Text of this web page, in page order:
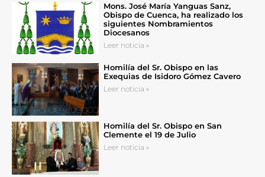
Mons. José María Yanguas Sanz,
Obispo de Cuenca, ha realizado los
siguientes Nombramientos
Diocesanos
Leer noticia »
Homilía del Sr. Obispo en las
Exequias de Isidoro Gómez Cavero
Leer noticia »
Homilía del Sr. Obispo en San
Clemente el 19 de Julio
Leer noticia »